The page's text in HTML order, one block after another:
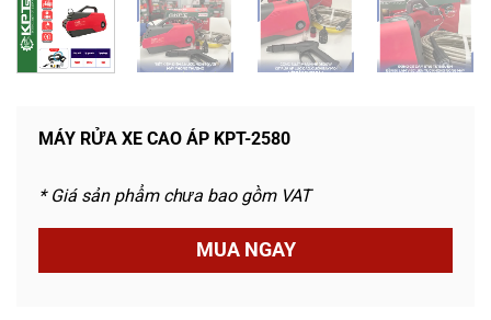
MÁY RỬA XE CAO ÁP KPT-2580
* Giá sản phẩm chưa bao gồm VAT
MUA NGAY